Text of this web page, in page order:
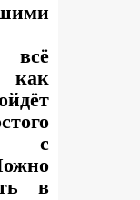
всё
с
в